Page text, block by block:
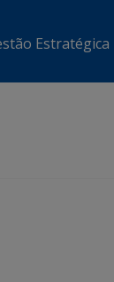
Estratégica